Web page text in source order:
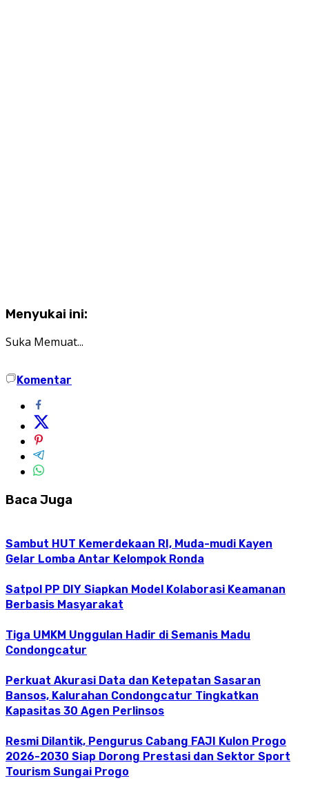
Menyukai ini:
Suka Memuat...
Komentar
Baca Juga
Sambut HUT Kemerdekaan RI, Muda-mudi Kayen
Gelar Lomba Antar Kelompok Ronda
Satpol PP DIY Siapkan Model Kolaborasi Keamanan
Berbasis Masyarakat
Tiga UMKM Unggulan Hadir di Semanis Madu
Condongcatur
Perkuat Akurasi Data dan Ketepatan Sasaran
Bansos, Kalurahan Condongcatur Tingkatkan
Kapasitas 30 Agen Perlinsos
Resmi Dilantik, Pengurus Cabang FAJI Kulon Progo
2026-2030 Siap Dorong Prestasi dan Sektor Sport
Tourism Sungai Progo